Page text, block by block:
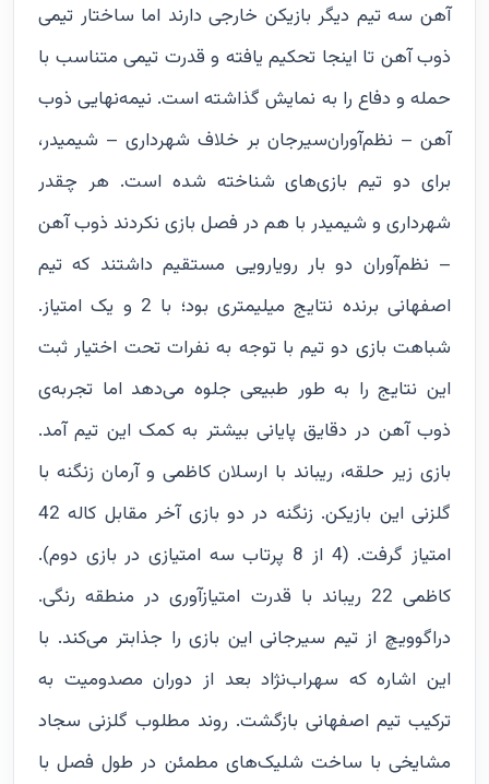
آهن سه تیم دیگر بازیکن خارجی دارند اما ساختار تیمی
ذوب آهن تا اینجا تحکیم یافته و قدرت تیمی متناسب با
حمله و دفاع را به نمایش گذاشته است. نیمه‌نهایی ذوب
آهن – نظم‌آوران‌سیرجان بر خلاف شهرداری – شیمیدر،
برای دو تیم بازی‌های شناخته شده است. هر چقدر
شهرداری و شیمیدر با هم در فصل بازی نکردند ذوب آهن
– نظم‌آوران دو بار رویارویی مستقیم داشتند که تیم
اصفهانی برنده نتایج میلیمتری بود؛ با 2 و یک امتیاز.
شباهت بازی دو تیم با توجه به نفرات تحت اختیار ثبت
این نتایج را به طور طبیعی جلوه می‌دهد اما تجربه‌ی
ذوب آهن در دقایق پایانی بیشتر به کمک این تیم آمد.
بازی زیر حلقه، ریباند با ارسلان کاظمی و آرمان زنگنه با
گلزنی این بازیکن. زنگنه در دو بازی آخر مقابل کاله 42
امتیاز گرفت. (4 از 8 پرتاب سه امتیازی در بازی دوم).
کاظمی 22 ریباند با قدرت امتیازآوری در منطقه رنگی.
دراگوویچ از تیم سیرجانی این بازی را جذابتر می‌کند. با
این اشاره که سهراب‌نژاد بعد از دوران مصدومیت به
ترکیب تیم اصفهانی بازگشت. روند مطلوب گلزنی سجاد
مشایخی با ساخت شلیک‌های مطمئن در طول فصل با